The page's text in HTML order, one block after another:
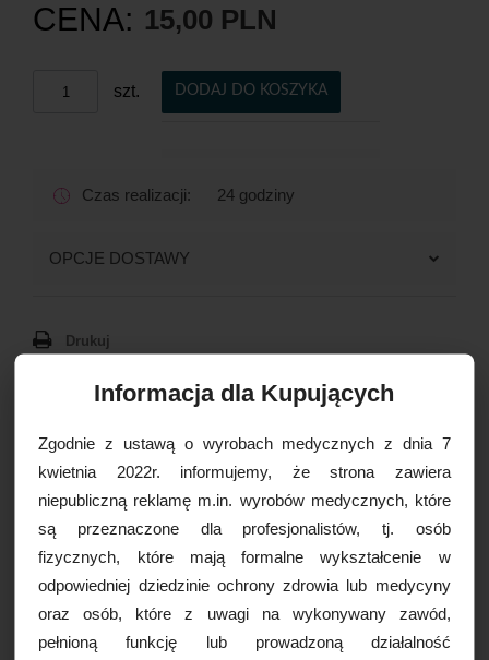
CENA: 15,00 PLN
szt. DODAJ DO KOSZYKA
Czas realizacji: 24 godziny
OPCJE DOSTAWY
Kurier Inpost 19,99 zł brutto
Kurier GLS 19,99 zł brutto
Kurier GLS pobraniowy 24,99 zł brutto
Kurier DPD 19,99 zł brutto
Kurier DPD pobraniowy 24,99 zł brutto
Odbiór osobisty za darmo
Drukuj
WIĘCEJ INFORMACJI
Mikrokaniula Dermasculpt
27Gx50mm, 1szt.
Mikrokaniula z gładką końcówką rewolucjonizującą
zastrzyki wypełniaczami.
Rozmiar 27G do podawania wypełniaczy na bazie
kwasu hialuronowego o średnim stężeniu i wisko-
Informacja dla Kupujących
Zgodnie z ustawą o wyrobach medycznych z dnia 7
kwietnia 2022r. informujemy, że strona zawiera
niepubliczną reklamę m.in. wyrobów medycznych, które
są przeznaczone dla profesjonalistów, tj. osób
fizycznych, które mają formalne wykształcenie w
odpowiedniej dziedzinie ochrony zdrowia lub medycyny
oraz osób, które z uwagi na wykonywany zawód,
pełnioną funkcję lub prowadzoną działalność